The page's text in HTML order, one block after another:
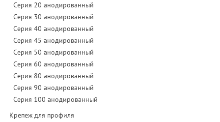
Серия 20 анодированный
Серия 30 анодированный
Серия 40 анодированный
Серия 45 анодированный
Серия 50 анодированный
Серия 60 анодированный
Серия 80 анодированный
Серия 90 анодированный
Серия 100 анодированный
Крепеж для профиля